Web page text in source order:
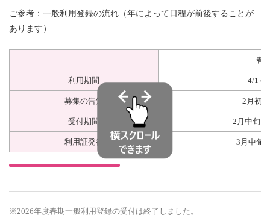
ご参考：一般利用登録の流れ（年によって日程が前後することが
あります）
春
利用期間 4/1～
募集の告知 2月初
受付期間 2月中旬～
利用証発行 3月中旬
※2026年度春期一般利用登録の受付は終了しました。